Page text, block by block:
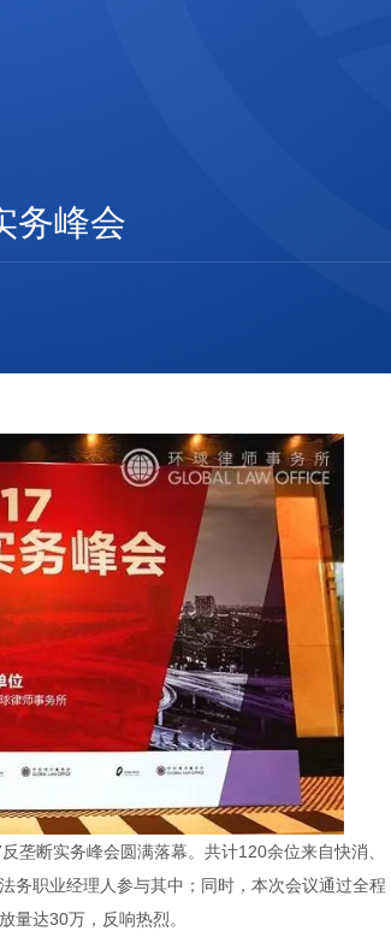
务峰会
垄断实务峰会圆满落幕。共计120余位来自快消、
务职业经理人参与其中；同时，本次会议通过全程
量达30万，反响热烈。